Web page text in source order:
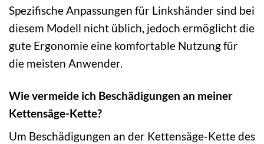
Spezifische Anpassungen für Linkshänder sind bei
diesem Modell nicht üblich, jedoch ermöglicht die
gute Ergonomie eine komfortable Nutzung für
die meisten Anwender.
Wie vermeide ich Beschädigungen an meiner
Kettensäge-Kette?
Um Beschädigungen an der Kettensäge-Kette des